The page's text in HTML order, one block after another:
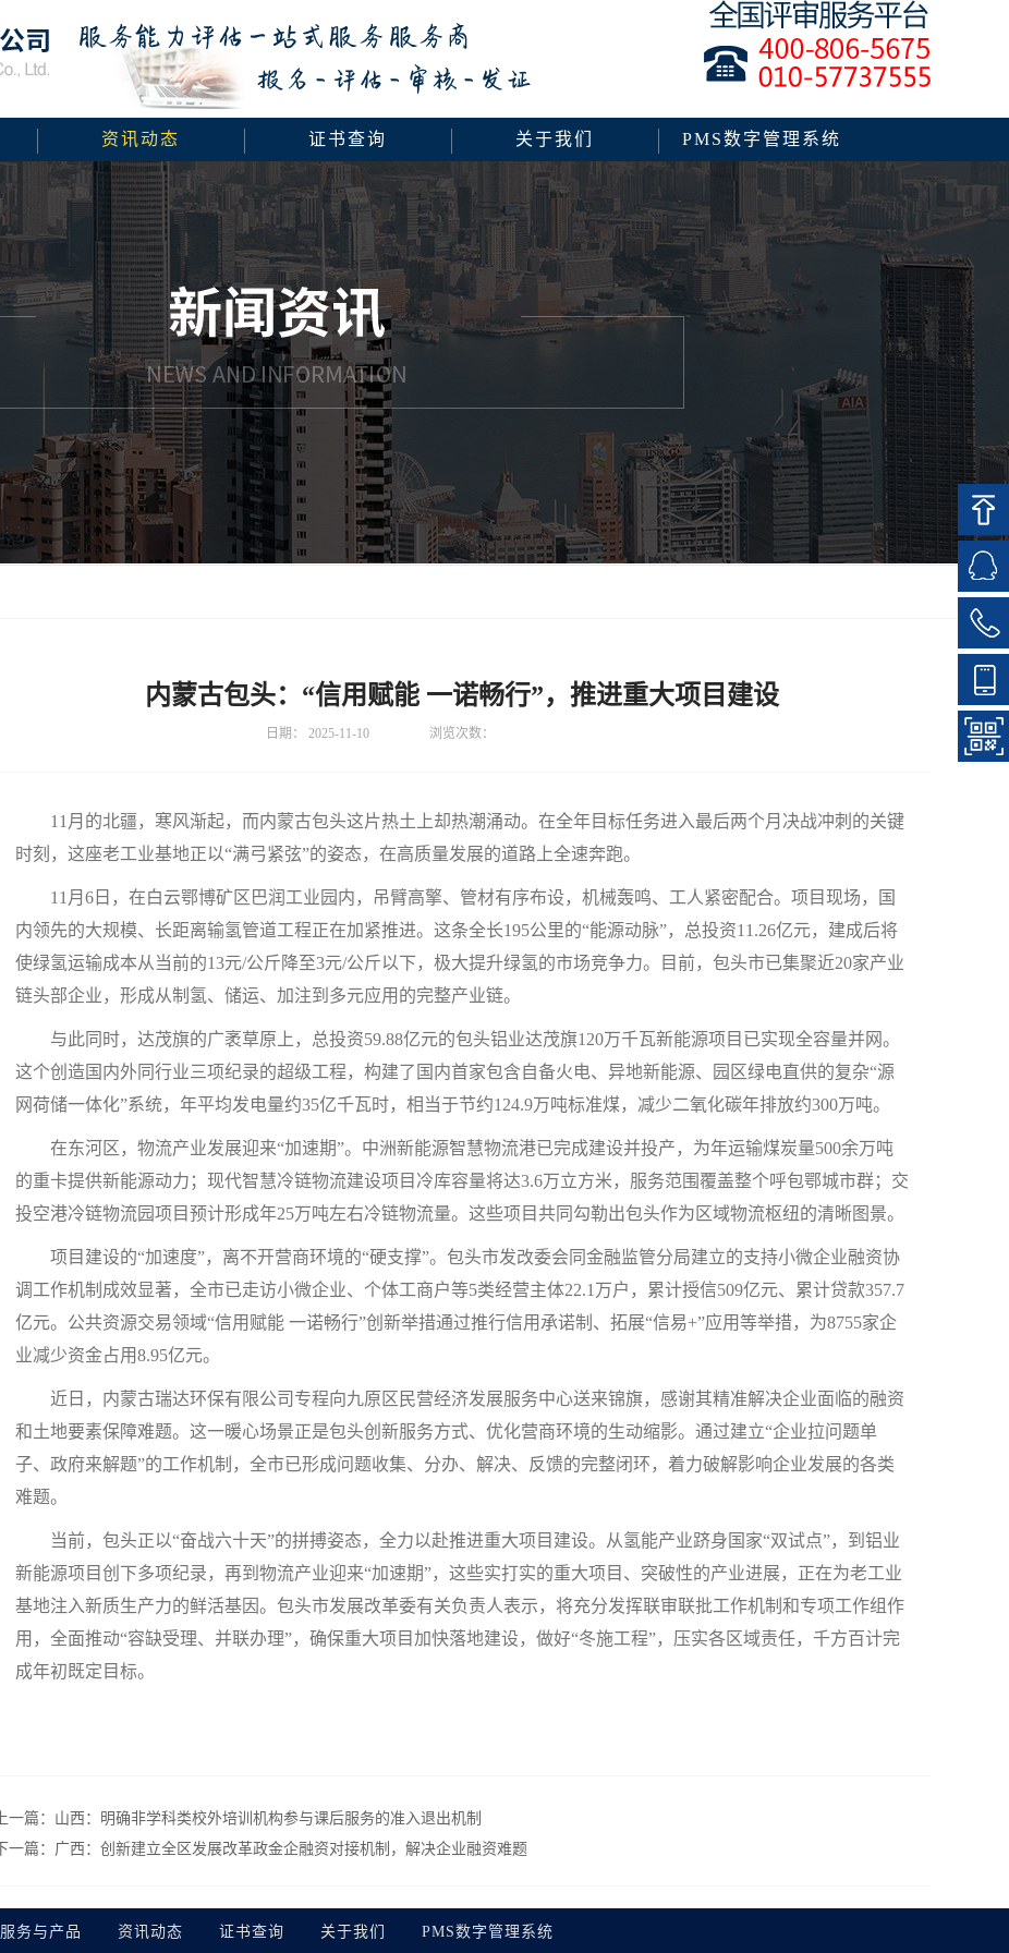
资讯动态 证书查询 关于我们 PMS数字管理系统
内蒙古包头：“信用赋能 一诺畅行”，推进重大项目建设
日期： 2025-11-10 浏览次数：
11月的北疆，寒风渐起，而内蒙古包头这片热土上却热潮涌动。在全年目标任务进入最后两个月决战冲刺的关键
时刻，这座老工业基地正以“满弓紧弦”的姿态，在高质量发展的道路上全速奔跑。
11月6日，在白云鄂博矿区巴润工业园内，吊臂高擎、管材有序布设，机械轰鸣、工人紧密配合。项目现场，国
内领先的大规模、长距离输氢管道工程正在加紧推进。这条全长195公里的“能源动脉”，总投资11.26亿元，建成后将
使绿氢运输成本从当前的13元/公斤降至3元/公斤以下，极大提升绿氢的市场竞争力。目前，包头市已集聚近20家产业
链头部企业，形成从制氢、储运、加注到多元应用的完整产业链。
与此同时，达茂旗的广袤草原上，总投资59.88亿元的包头铝业达茂旗120万千瓦新能源项目已实现全容量并网。
这个创造国内外同行业三项纪录的超级工程，构建了国内首家包含自备火电、异地新能源、园区绿电直供的复杂“源
网荷储一体化”系统，年平均发电量约35亿千瓦时，相当于节约124.9万吨标准煤，减少二氧化碳年排放约300万吨。
在东河区，物流产业发展迎来“加速期”。中洲新能源智慧物流港已完成建设并投产，为年运输煤炭量500余万吨
的重卡提供新能源动力；现代智慧冷链物流建设项目冷库容量将达3.6万立方米，服务范围覆盖整个呼包鄂城市群；交
投空港冷链物流园项目预计形成年25万吨左右冷链物流量。这些项目共同勾勒出包头作为区域物流枢纽的清晰图景。
项目建设的“加速度”，离不开营商环境的“硬支撑”。包头市发改委会同金融监管分局建立的支持小微企业融资协
调工作机制成效显著，全市已走访小微企业、个体工商户等5类经营主体22.1万户，累计授信509亿元、累计贷款357.7
亿元。公共资源交易领域“信用赋能 一诺畅行”创新举措通过推行信用承诺制、拓展“信易+”应用等举措，为8755家企
业减少资金占用8.95亿元。
近日，内蒙古瑞达环保有限公司专程向九原区民营经济发展服务中心送来锦旗，感谢其精准解决企业面临的融资
和土地要素保障难题。这一暖心场景正是包头创新服务方式、优化营商环境的生动缩影。通过建立“企业拉问题单
子、政府来解题”的工作机制，全市已形成问题收集、分办、解决、反馈的完整闭环，着力破解影响企业发展的各类
难题。
当前，包头正以“奋战六十天”的拼搏姿态，全力以赴推进重大项目建设。从氢能产业跻身国家“双试点”，到铝业
新能源项目创下多项纪录，再到物流产业迎来“加速期”，这些实打实的重大项目、突破性的产业进展，正在为老工业
基地注入新质生产力的鲜活基因。包头市发展改革委有关负责人表示，将充分发挥联审联批工作机制和专项工作组作
用，全面推动“容缺受理、并联办理”，确保重大项目加快落地建设，做好“冬施工程”，压实各区域责任，千方百计完
成年初既定目标。
上一篇： 山西：明确非学科类校外培训机构参与课后服务的准入退出机制
下一篇： 广西：创新建立全区发展改革政金企融资对接机制，解决企业融资难题
服务与产品 资讯动态 证书查询 关于我们 PMS数字管理系统